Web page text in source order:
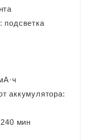
подсветка
аккумулятора:
мин